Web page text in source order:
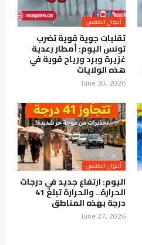
أحوال الطقس
تقلبات جوية قوية تضرب
تونس اليوم: أمطار رعدية
غزيرة وبرد ورياح قوية في
هذه الولايات
June 30, 2026
أحوال الطقس
اليوم: ارتفاع جديد في درجات
الحرارة.. والحرارة تبلغ 41
درجة بهذه المناطق
June 27, 2026